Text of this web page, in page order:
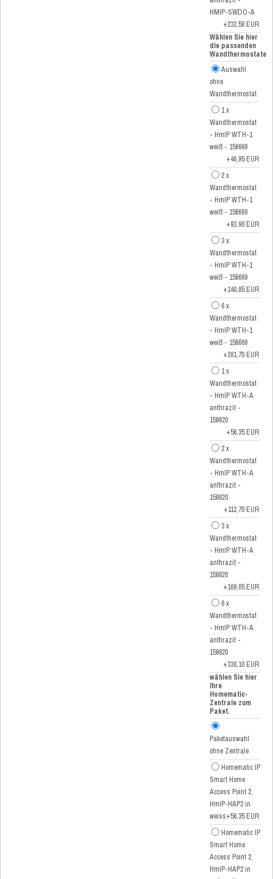
HMIP-SWDO-A
+232,50 EUR
Wählen Sie hier
die passenden
Wandthermostate
Auswahl
ohne
Wandthermostat
1 x
Wandthermostat
- HmIP WTH-1
weiß - 156669
+46,95 EUR
2 x
Wandthermostat
- HmIP WTH-1
weiß - 156669
+93,90 EUR
3 x
Wandthermostat
- HmIP WTH-1
weiß - 156669
+140,85 EUR
6 x
Wandthermostat
- HmIP WTH-1
weiß - 156669
+281,70 EUR
1 x
Wandthermostat
- HmIP WTH-A
anthrazit -
159820
+56,35 EUR
2 x
Wandthermostat
- HmIP WTH-A
anthrazit -
159820
+112,70 EUR
3 x
Wandthermostat
- HmIP WTH-A
anthrazit -
159820
+169,05 EUR
6 x
Wandthermostat
- HmIP WTH-A
anthrazit -
159820
+338,10 EUR
wählen Sie hier
Ihre
Homematic-
Zentrale zum
Paket.
Paketauswahl
ohne Zentrale
Homematic IP
Smart Home
Access Point 2,
HmIP-HAP2 in
weiss+56,35 EUR
Homematic IP
Smart Home
Access Point 2,
HmIP-HAP2 in